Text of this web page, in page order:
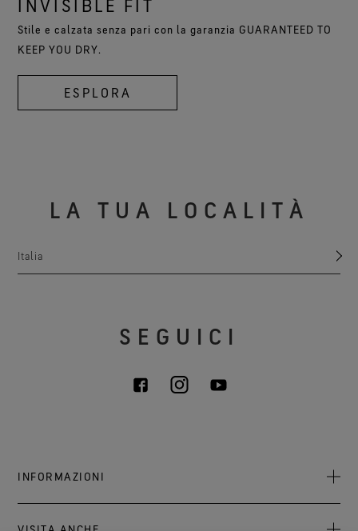
INVISIBLE FIT
Stile e calzata senza pari con la garanzia GUARANTEED TO
KEEP YOU DRY.
ESPLORA
LA TUA LOCALITÀ
Italia
SEGUICI
INFORMAZIONI